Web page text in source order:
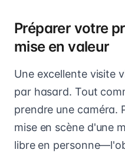
Préparer votre
mise en valeur
Une excellente visite
par hasard. Tout
prendre une caméra.
mise en scène d'une
libre en